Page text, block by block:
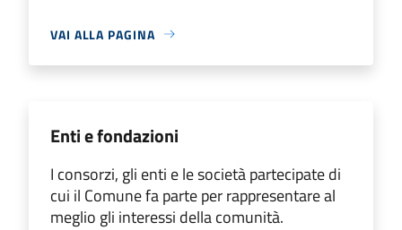
VAI ALLA PAGINA
Enti e fondazioni
I consorzi, gli enti e le società partecipate di
cui il Comune fa parte per rappresentare al
meglio gli interessi della comunità.